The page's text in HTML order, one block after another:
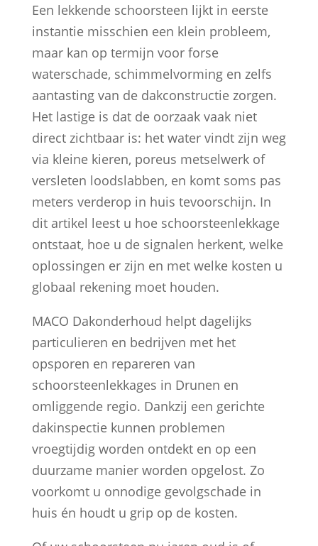
Een lekkende schoorsteen lijkt in eerste
instantie misschien een klein probleem,
maar kan op termijn voor forse
waterschade, schimmelvorming en zelfs
aantasting van de dakconstructie zorgen.
Het lastige is dat de oorzaak vaak niet
direct zichtbaar is: het water vindt zijn weg
via kleine kieren, poreus metselwerk of
versleten loodslabben, en komt soms pas
meters verderop in huis tevoorschijn. In
dit artikel leest u hoe schoorsteenlekkage
ontstaat, hoe u de signalen herkent, welke
oplossingen er zijn en met welke kosten u
globaal rekening moet houden.
MACO Dakonderhoud helpt dagelijks
particulieren en bedrijven met het
opsporen en repareren van
schoorsteenlekkages in Drunen en
omliggende regio. Dankzij een gerichte
dakinspectie kunnen problemen
vroegtijdig worden ontdekt en op een
duurzame manier worden opgelost. Zo
voorkomt u onnodige gevolgschade in
huis én houdt u grip op de kosten.